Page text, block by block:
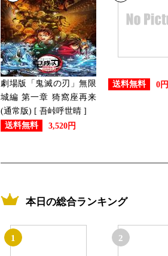
劇場版「鬼滅の刃」無限
城編 第一章 猗窩座再来
(通常版) [ 吾峠呼世晴 ]
送料無料
3,520円
送料無料 0円
本日の総合ランキング
1 2